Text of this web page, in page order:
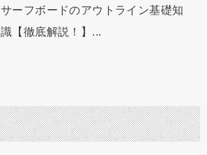
サーフボードのアウトライン基礎知
識【徹底解説！】...